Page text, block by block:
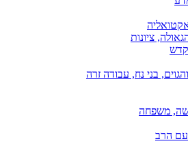
ציונות
בני נח, עבודה זרה
משפחה
עם הרב